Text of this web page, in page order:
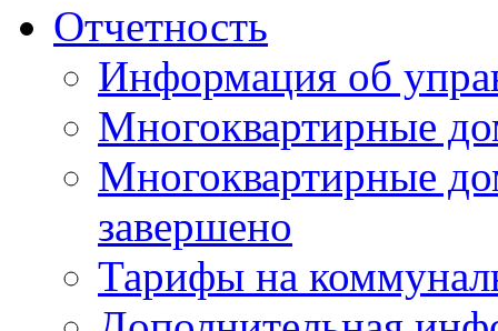
Отчетность
Информация об
Многоквартирные
Многоквартирные
завершено
Тарифы на